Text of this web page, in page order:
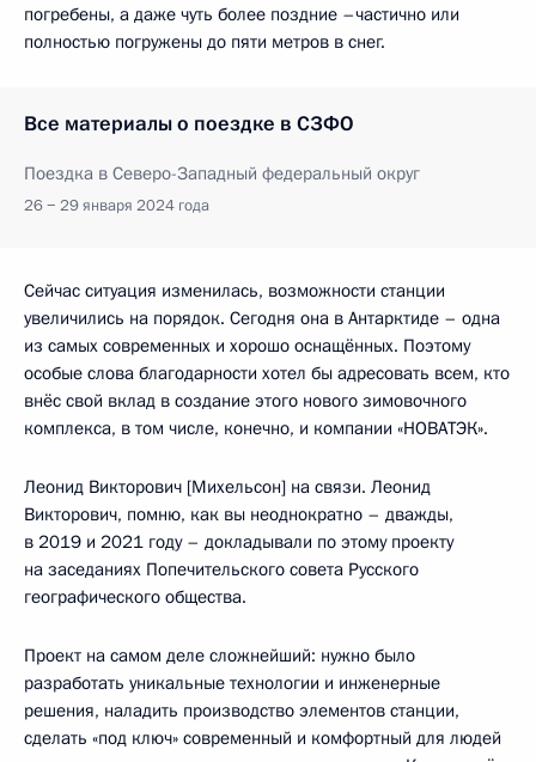
погребены, а даже чуть более поздние –частично или
полностью погружены до пяти метров в снег.
Все материалы о поездке в СЗФО
Поездка в Северо-Западный федеральный округ
26 − 29 января 2024 года
Сейчас ситуация изменилась, возможности станции
увеличились на порядок. Сегодня она в Антарктиде – одна
из самых современных и хорошо оснащённых. Поэтому
особые слова благодарности хотел бы адресовать всем, кто
внёс свой вклад в создание этого нового зимовочного
комплекса, в том числе, конечно, и компании «НОВАТЭК».
Леонид Викторович [Михельсон] на связи. Леонид
Викторович, помню, как вы неоднократно – дважды,
в 2019 и 2021 году – докладывали по этому проекту
на заседаниях Попечительского совета Русского
географического общества.
Проект на самом деле сложнейший: нужно было
разработать уникальные технологии и инженерные
решения, наладить производство элементов станции,
сделать «под ключ» современный и комфортный для людей